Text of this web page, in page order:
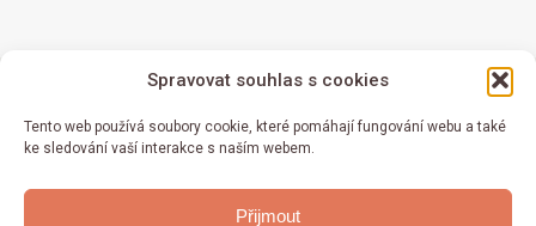
Spravovat souhlas s cookies
Tento web používá soubory cookie, které pomáhají fungování webu a také
ke sledování vaší interakce s naším webem.
Přijmout
Všechna doporučení v článcích uvedená vychází z mých osobních
zkušeností a z použité literatury. Nejedná se o léčebné metody ani
záleží čistě na vašem osobním zvážení. Jakýkoliv projev nemoci či
potíže, stejně jako kombinaci užívaných léků, bylinek a jídla doporučuji